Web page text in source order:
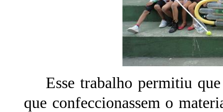
Esse trabalho permitiu que
que confeccionassem o